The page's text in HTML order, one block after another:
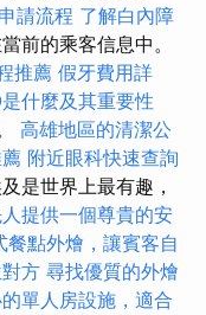
請流程 了解白內障
前的乘客信息中。
推薦 假牙費用詳
什麼及其重要性
高雄地區的清潔公
附近眼科快速查詢
是世界上最有趣，
提供一個尊貴的安
餐點外燴，讓賓客自
方 尋找優質的外燴
單人房設施，適合